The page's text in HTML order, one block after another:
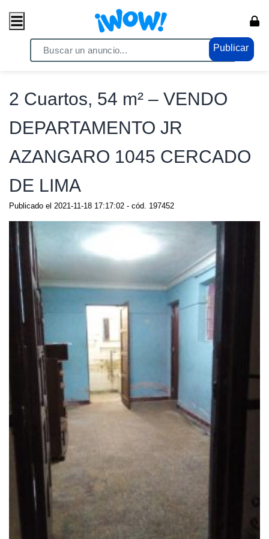
Publicar
/ Comercio / Consumo masivo
2 Cuartos, 54 m² – VENDO
DEPARTAMENTO JR
AZANGARO 1045 CERCADO
DE LIMA
Publicado el 2021-11-18 17:17:02 - cód. 197452